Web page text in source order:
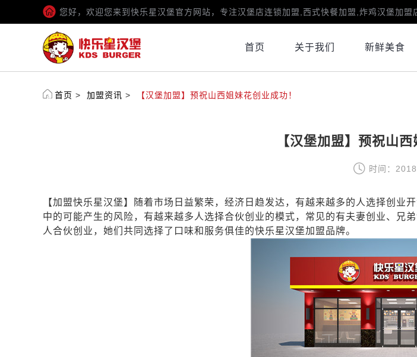
您好，欢迎您来到快乐星汉堡官方网站，专注汉堡店连锁加盟,西式快餐加盟,炸鸡汉堡加盟
首页 关于我们 新鲜美食
首页 > 加盟资讯 > 【汉堡加盟】预祝山西姐妹花创业成功！
【汉堡加盟】预祝山西
时间：
【加盟快乐星汉堡】随着市场日益繁荣，经济日趋发达，有越来越多的人选择创业
中的可能产生的风险，有越来越多人选择合伙创业的模式，常见的有夫妻创业、
人合伙创业，她们共同选择了口味和服务俱佳的快乐星汉堡加盟品牌。